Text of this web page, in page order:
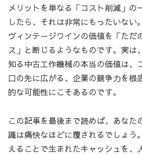
メリットを単なる「コスト削減」の
したら、それは非常にもったいない
ヴィンテージワインの価値を「ただ
ス」と断じるようなものです。実は
知る中古工作機械の本当の価値は、
口の先に広がる、企業の競争力を根
的な可能性にこそあるのです。
この記事を最後まで読めば、あなた
識は痛快なほどに覆されるでしょう
えることで生まれたキャッシュを、